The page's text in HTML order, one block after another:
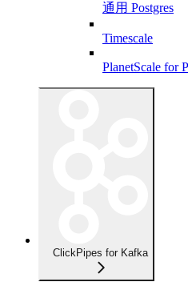
通用 Postgres
Timescale
PlanetScale for
ClickPipes for Kafka